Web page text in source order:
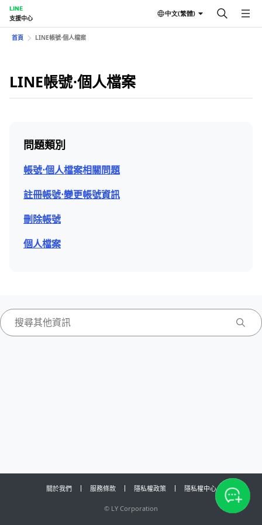
LINE
支援中心
中文(繁體)
首頁 LINE帳號⋅個人檔案
LINE帳號⋅個人檔案
問題類別
帳號⋅個人檔案相關問題
註冊帳號⋅變更帳號資訊
刪除帳號
個人檔案
關於我們 服務條款 隱私權政策 隱私權中心
© LY Corporation